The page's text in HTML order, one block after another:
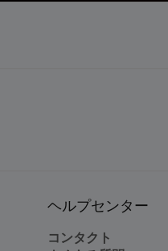
ヘルプセンター
コンタクト